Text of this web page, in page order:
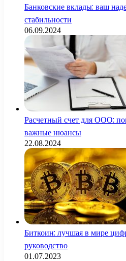
Банковские вклады: ваш
стабильности
06.09.2024
Расчетный счет для ООО:
важные нюансы
22.08.2024
Биткоин: лучшая в мире
руководство
01.07.2023